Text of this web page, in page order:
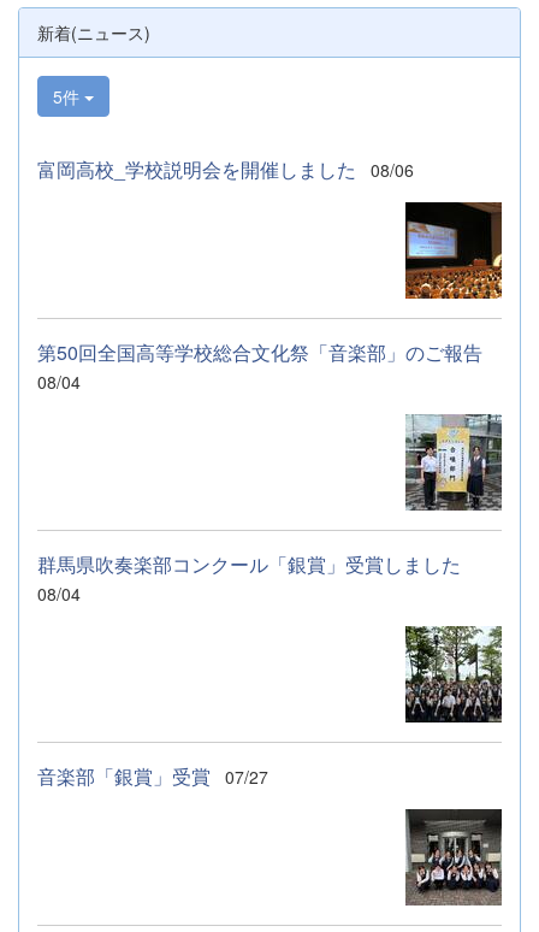
なお、本校は今年度、群馬県教育委員会か
らSAH+ Leading Schoolに認定されていま
す。富岡高校は、これからも「自ら考え、判
断し、行動できる生徒の育成」に取り組んで
まいります。
新着(ニュース)
5件
富岡高校_学校説明会を開催しました 08/06
第50回全国高等学校総合文化祭「音楽部」のご報告
08/04
群馬県吹奏楽部コンクール「銀賞」受賞しました
08/04
音楽部「銀賞」受賞 07/27